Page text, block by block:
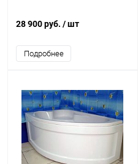
28 900 руб. / шт
Подробнее